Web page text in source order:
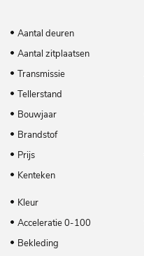
Aantal deuren
Aantal zitplaatsen
Transmissie
Tellerstand
Bouwjaar
Brandstof
Prijs
Kenteken
Kleur
Acceleratie 0-100
Bekleding